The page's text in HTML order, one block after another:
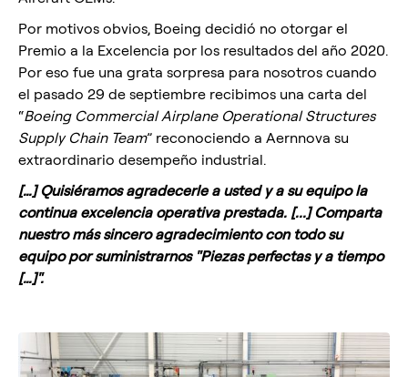
Por motivos obvios, Boeing decidió no otorgar el
Premio a la Excelencia por los resultados del año 2020.
Por eso fue una grata sorpresa para nosotros cuando
el pasado 29 de septiembre recibimos una carta del
“Boeing Commercial Airplane Operational Structures
Supply Chain Team” reconociendo a Aernnova su
extraordinario desempeño industrial.
[…] Quisiéramos agradecerle a usted y a su equipo la
continua excelencia operativa prestada. [...] Comparta
nuestro más sincero agradecimiento con todo su
equipo por suministrarnos "Piezas perfectas y a tiempo
[…]".